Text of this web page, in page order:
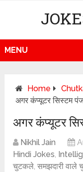
MENU
Home
अगर कंप्यूटर सिस्टम
अगर कंप्यूटर
Nikhil Jain
Hindi Jokes,
चुटकले,समझदारी वाले